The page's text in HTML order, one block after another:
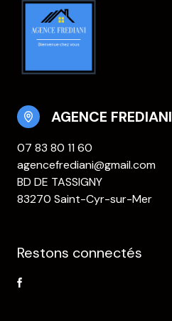
AGENCE FREDIANI
07 83 80 11 60
agencefrediani@gmail.com
BD DE TASSIGNY
83270 Saint-Cyr-sur-Mer
Restons connectés